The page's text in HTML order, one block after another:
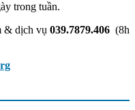
trong tuần.
& dịch vụ 039.7879.406 (8h